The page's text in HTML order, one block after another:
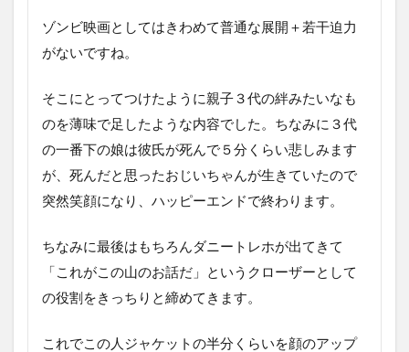
ゾンビ映画としてはきわめて普通な展開＋若干迫力
がないですね。
そこにとってつけたように親子３代の絆みたいなも
のを薄味で足したような内容でした。ちなみに３代
の一番下の娘は彼氏が死んで５分くらい悲しみます
が、死んだと思ったおじいちゃんが生きていたので
突然笑顔になり、ハッピーエンドで終わります。
ちなみに最後はもちろんダニートレホが出てきて
「これがこの山のお話だ」というクローザーとして
の役割をきっちりと締めてきます。
これでこの人ジャケットの半分くらいを顔のアップ